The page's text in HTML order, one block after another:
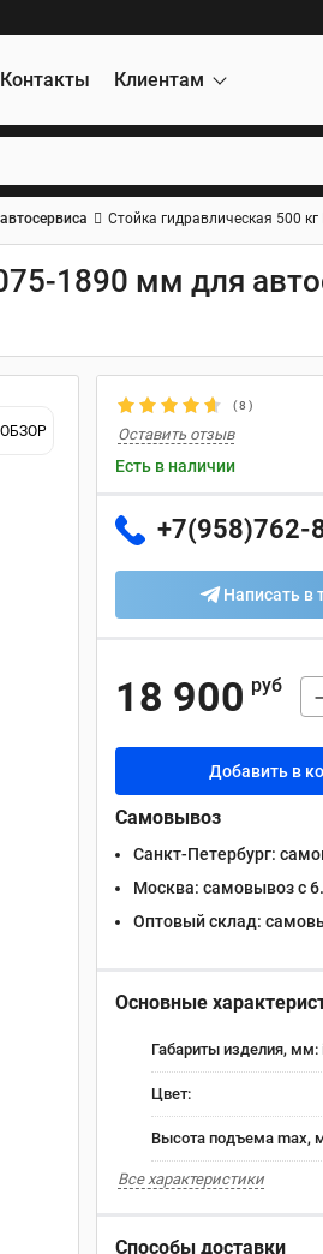
Контакты Клиентам
Стойка гидравлическая 500
1890 мм для
(8 )
Оставить отзыв
Есть в наличии
+7(958)762-
Написать в
18 900 руб
Добавить в
Самовывоз
Санкт-Петербург:
Москва: самовывоз с
Оптовый склад:
Основные
Габариты изделия, мм:
Цвет:
Высота подъема max,
Все характеристики
Способы доставки